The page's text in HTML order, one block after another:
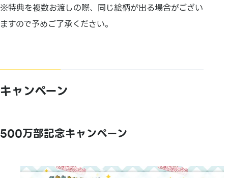
※特典を複数お渡しの際、同じ絵柄が出る場合がござい
ますので予めご了承ください。
キャンペーン
500万部記念キャンペーン